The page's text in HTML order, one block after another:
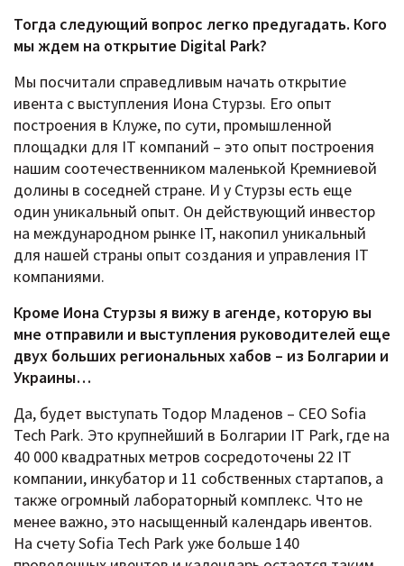
Тогда следующий вопрос легко предугадать. Кого
мы ждем на открытие Digital Park?
Мы посчитали справедливым начать открытие
ивента с выступления Иона Стурзы. Его опыт
построения в Клуже, по сути, промышленной
площадки для IT компаний – это опыт построения
нашим соотечественником маленькой Кремниевой
долины в соседней стране. И у Стурзы есть еще
один уникальный опыт. Он действующий инвестор
на международном рынке IT, накопил уникальный
для нашей страны опыт создания и управления IT
компаниями.
Кроме Иона Стурзы я вижу в агенде, которую вы
мне отправили и выступления руководителей еще
двух больших региональных хабов – из Болгарии и
Украины…
Да, будет выступать Тодор Младенов – CEO Sofia
Tech Park. Это крупнейший в Болгарии IT Park, где на
40 000 квадратных метров сосредоточены 22 IT
компании, инкубатор и 11 собственных стартапов, а
также огромный лабораторный комплекс. Что не
менее важно, это насыщенный календарь ивентов.
На счету Sofia Tech Park уже больше 140